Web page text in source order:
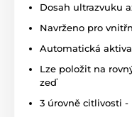
Dosah ultrazvuku
Navrženo pro
Automatická
Lze položit na
zeď
3 úrovně citlivosti -